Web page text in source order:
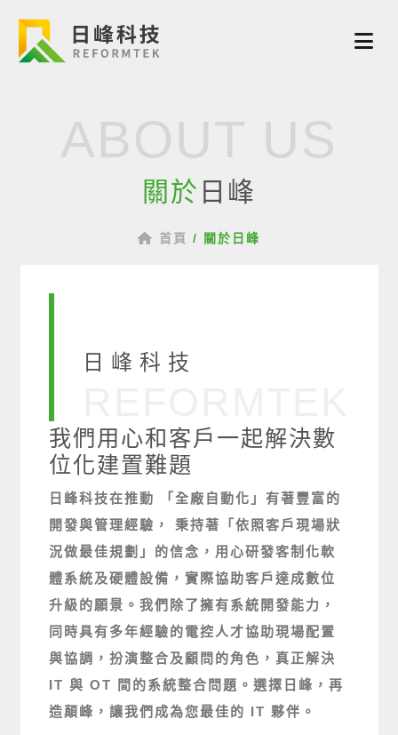
ABOUT US
關於 日峰
首頁 / 關於日峰
日峰科技
我們用心和客戶一起解決數
位化建置難題
日峰科技在推動 「全廠自動化」有著豐富的
開發與管理經驗， 秉持著「依照客戶現場狀
況做最佳規劃」的信念，用心研發客制化軟
體系統及硬體設備，實際協助客戶達成數位
升級的願景。我們除了擁有系統開發能力，
同時具有多年經驗的電控人才協助現場配置
與協調，扮演整合及顧問的角色，真正解決
IT 與 OT 間的系統整合問題。選擇日峰，再
造顛峰，讓我們成為您最佳的 IT 夥伴。